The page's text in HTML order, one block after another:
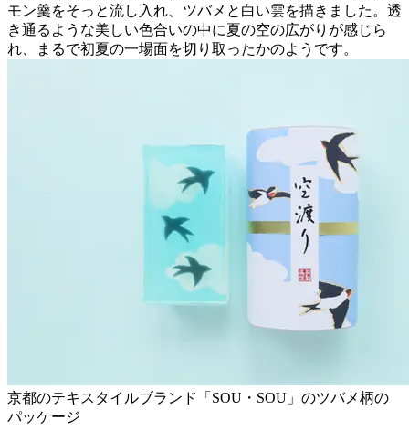
モン羹をそっと流し入れ、ツバメと白い雲を描きました。透
き通るような美しい色合いの中に夏の空の広がりが感じら
れ、まるで初夏の一場面を切り取ったかのようです。
京都のテキスタイルブランド「SOU・SOU」のツバメ柄の
パッケージ